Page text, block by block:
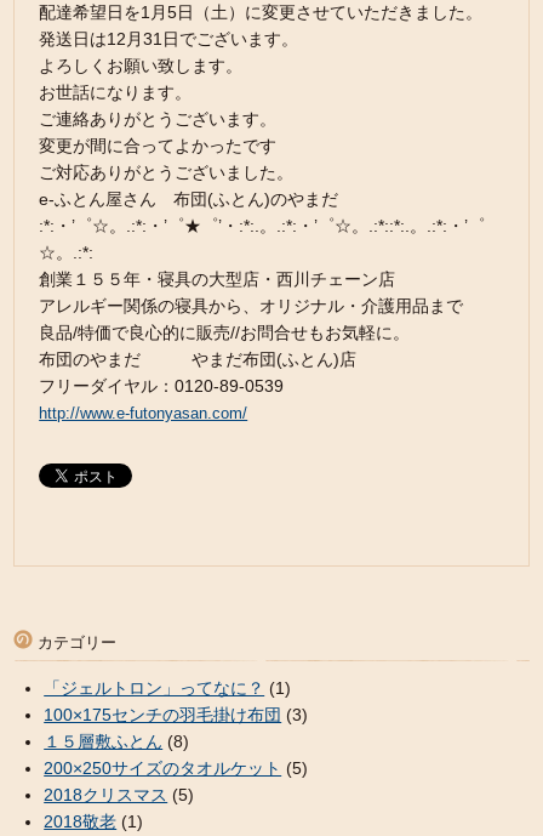
配達希望日を1月5日（土）に変更させていただきました。
発送日は12月31日でございます。
よろしくお願い致します。
お世話になります。
ご連絡ありがとうございます。
変更が間に合ってよかったです
ご対応ありがとうございました。
e-ふとん屋さん 布団(ふとん)のやまだ
:*:・’゜☆。.:*:・’゜★゜’・:*:.。.:*:・’゜☆。.:*::*:.。.:*:・’゜
☆。.:*:
創業１５５年・寝具の大型店・西川チェーン店
アレルギー関係の寝具から、オリジナル・介護用品まで
良品/特価で良心的に販売//お問合せもお気軽に。
布団のやまだ やまだ布団(ふとん)店
フリーダイヤル：0120-89-0539
http://www.e-futonyasan.com/
カテゴリー
「ジェルトロン」ってなに？ (1)
100×175センチの羽毛掛け布団 (3)
１５層敷ふとん (8)
200×250サイズのタオルケット (5)
2018クリスマス (5)
2018敬老 (1)